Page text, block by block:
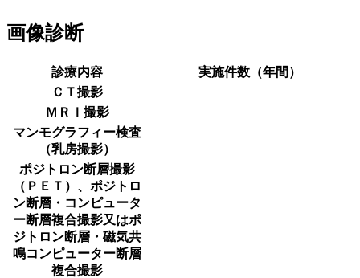
画像診断
診療内容
実施件数（年間）
ＣＴ撮影
ＭＲＩ撮影
マンモグラフィー検査
（乳房撮影）
ポジトロン断層撮影
（ＰＥＴ）、ポジトロ
ン断層・コンピュータ
ー断層複合撮影又はポ
ジトロン断層・磁気共
鳴コンピューター断層
複合撮影